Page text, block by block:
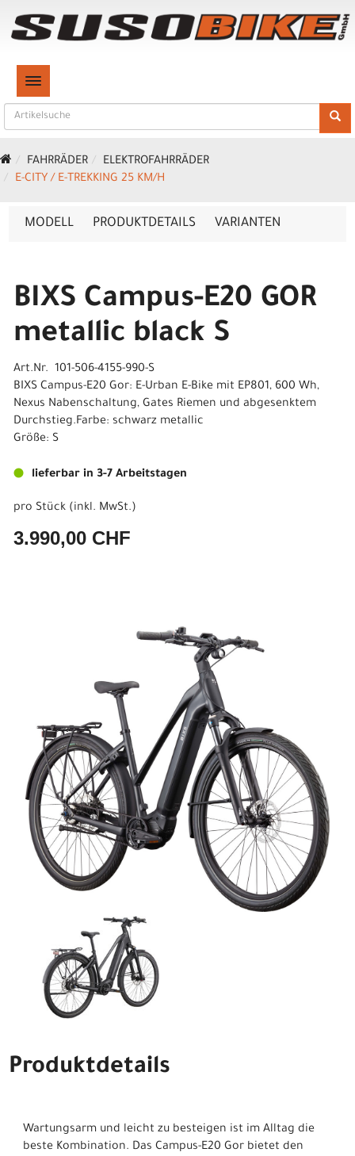
TOGGLE NAVIGATION
FAHRRÄDER
ELEKTROFAHRRÄDER
E-CITY / E-TREKKING 25 KM/H
MODELL PRODUKTDETAILS VARIANTEN
BIXS Campus-E20 GOR
metallic black S
Art.Nr. 101-506-4155-990-S
BIXS Campus-E20 Gor: E-Urban E-Bike mit EP801, 600 Wh,
Nexus Nabenschaltung, Gates Riemen und abgesenktem
Durchstieg.Farbe: schwarz metallic
Größe: S
lieferbar in 3-7 Arbeitstagen
pro Stück (inkl. MwSt.)
3.990,00 CHF
Produktdetails
Wartungsarm und leicht zu besteigen ist im Alltag die
beste Kombination. Das Campus-E20 Gor bietet den